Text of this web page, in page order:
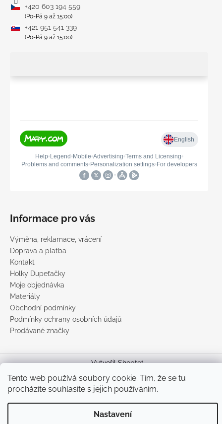
Tento web používá soubory cookie. Tím, že se tu
procházíte souhlasíte s jejich používáním.
Nastavení
+420 603 194 559
(Po-Pá 9 až 15:00)
+421 951 541 339
(Po-Pá 9 až 15:00)
Informace pro vás
Výměna, reklamace, vrácení
Doprava a platba
Kontakt
Holky Dupeťačky
Moje objednávka
Materiály
Obchodní podmínky
Podmínky ochrany osobních údajů
Prodávané značky
Vytvořil Shoptet
Copyright 2026DUPETO. Všechna práva vyhrazena.Upravit
nastavení cookies